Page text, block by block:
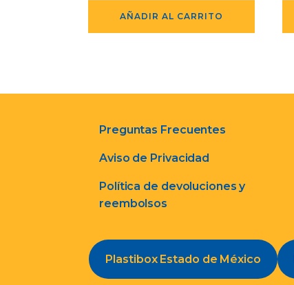
AÑADIR AL CARRITO
Preguntas Frecuentes
Aviso de Privacidad
Política de devoluciones y
reembolsos
Plastibox Estado de México